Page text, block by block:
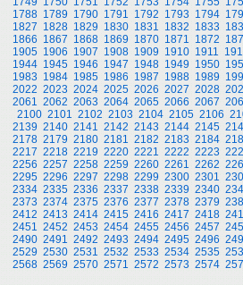
1788 1789 1790 1791 1792 1793 1794
1827 1828 1829 1830 1831 1832 1833
1866 1867 1868 1869 1870 1871 1872
1905 1906 1907 1908 1909 1910 1911
1944 1945 1946 1947 1948 1949 1950
1983 1984 1985 1986 1987 1988 1989
2022 2023 2024 2025 2026 2027 2028
2061 2062 2063 2064 2065 2066 2067
2100 2101 2102 2103 2104 2105 2106
2139 2140 2141 2142 2143 2144 2145
2178 2179 2180 2181 2182 2183 2184
2217 2218 2219 2220 2221 2222 2223
2256 2257 2258 2259 2260 2261 2262
2295 2296 2297 2298 2299 2300 2301
2334 2335 2336 2337 2338 2339 2340
2373 2374 2375 2376 2377 2378 2379
2412 2413 2414 2415 2416 2417 2418
2451 2452 2453 2454 2455 2456 2457
2490 2491 2492 2493 2494 2495 2496
2529 2530 2531 2532 2533 2534 2535
2568 2569 2570 2571 2572 2573 2574